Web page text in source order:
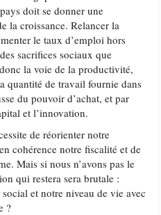
doit se donner une
la croissance. Relancer la
le taux d’emploi hors
sacrifices sociaux que
la voie de la productivité,
quantité de travail fournie dans
du pouvoir d’achat, et par
et l’innovation.
de réorienter notre
cohérence notre fiscalité et de
Mais si nous n’avons pas le
qui restera sera brutale :
et notre niveau de vie avec
?